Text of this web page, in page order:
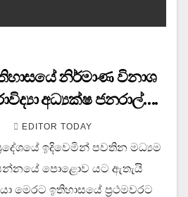
නිර්මාණ විනාශ
අධ්‍යක්ෂ ජනරාල්….
EDITOR TODAY
ඉදිවෙමින් පවතින මධ්‍යම
පොළොව යට ඇතැයි
මෙරට ඉතිහාසයේ ප්‍රථමවරට